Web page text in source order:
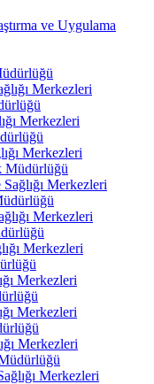
ve Uygulama
Merkezleri
Merkezleri
Merkezleri
Müdürlüğü
Merkezleri
Merkezleri
Merkezleri
Merkezleri
Merkezleri
Merkezleri
Merkezleri